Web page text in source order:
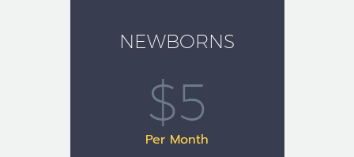
NEWBORNS
$5
Per Month